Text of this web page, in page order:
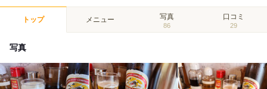
トップ メニュー 写真
86
口コミ
29
写真